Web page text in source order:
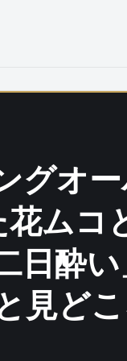
グオ
ムコ
日酔
見ど